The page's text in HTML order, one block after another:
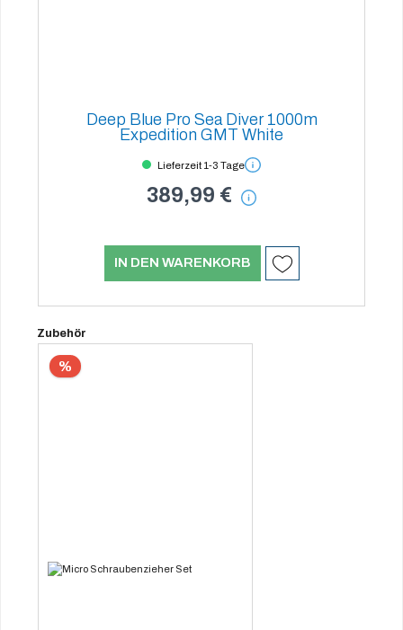
Deep Blue Pro Sea Diver 1000m
Expedition GMT White
Lieferzeit 1-3 Tage
389,99 €
IN DEN WARENKORB
Produktgalerie überspringen
Zubehör
%